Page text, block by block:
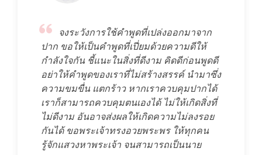
จงระวังการใช้คำพูดที่เปล่งออกมาจาก
ปาก ขอให้เป็นคำพูดที่เปี่ยมด้วยความดีให้
กำลังใจกัน ชี้แนะในสิ่งที่ดีงาม คิดดีก่อนพูดดี
อย่าให้คำพูดของเราที่ไม่สร้างสรรค์ นำมาซึ่ง
ความขมขื่น แตกร้าว หากเราควบคุมปากได้
เราก็สามารถควบคุมตนเองได้ ไม่ให้เกิดสิ่งที่
ไม่ดีงาม อันอาจส่งผลให้เกิดความไม่ลงรอย
กันได้ ขอพระเจ้าทรงอวยพระพร ให้ทุกคน
รู้จักแสวงหาพระเจ้า จนสามารถเป็นนาย